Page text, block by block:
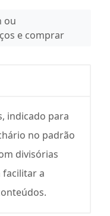
ou
e comprar
indicado para
no padrão
divisórias
a